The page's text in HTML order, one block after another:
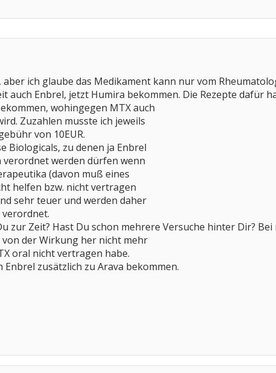
aber ich glaube das Medikament kann nur vom
auch Enbrel, jetzt Humira bekommen. Die Rezepte dafür
wohingegen MTX auch
Zuzahlen musste ich jeweils
von 10EUR.
Biologicals, zu denen ja Enbrel
werden dürfen wenn
(davon muß eines
helfen bzw. nicht vertragen
sehr teuer und werden daher
zur Zeit? Hast Du schon mehrere Versuche hinter Dir?
von der Wirkung her nicht mehr
oral nicht vertragen habe.
zusätzlich zu Arava bekommen.